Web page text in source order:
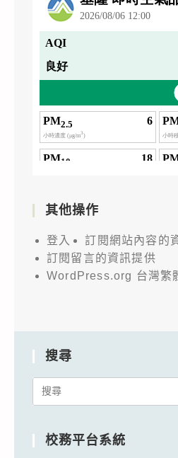
其他操作
登入
訂閱網站內容的
訂閱留言的資訊提供
WordPress.org 台灣繁
搜尋
Search
校務平台系統